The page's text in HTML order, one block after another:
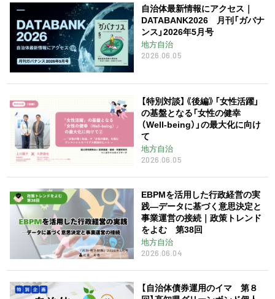
自治体最新情報にアクセス｜
DATABANK2026 月刊「ガバナ
ンス」2026年5月号
地方自治
2026.06.05
【特別対談】《後編》「女性活躍」
の基盤となる「女性の健幸
（Well-being）」の最大化に向け
て
地方自治
2026.06.05
EBPMを活用した行政経営の実
践―データに基づく意思決定と
事業運営の接続｜政策トレンド
をよむ 第38回
地方自治
2026.06.04
【自治体債券運用のイマ 第８